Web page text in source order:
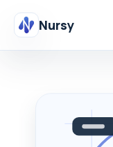
Nursy